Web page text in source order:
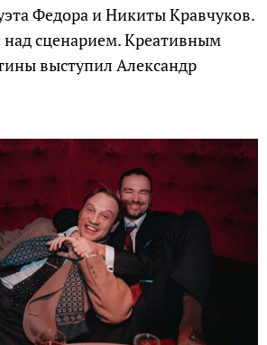
Федора и Никиты Кравчуков.
сценарием. Креативным
выступил Александр